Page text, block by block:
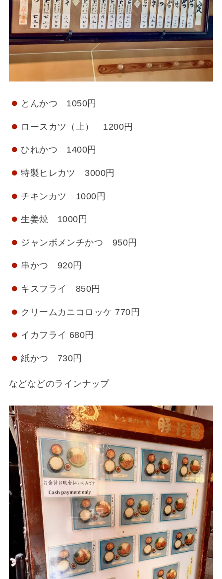
とんかつ 1050円
ロースカツ（上） 1200円
ひれかつ 1400円
特製ヒレカツ 3000円
チキンカツ 1000円
生姜焼 1000円
ジャンボメンチかつ 950円
串かつ 920円
キスフライ 850円
クリームカニコロッケ 770円
イカフライ 680円
紙かつ 730円
などなどのラインナップ